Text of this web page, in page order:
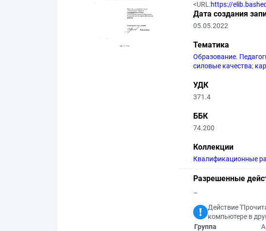
<URL:https://
Дата создания
05.05.2022
Тематика
Образование.
силовые качества;
УДК
371.4
ББК
74.200
Коллекции
Квалификационные
Разрешенные
–
Действие
компьютере в
Группа